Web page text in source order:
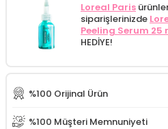
Loreal Paris
siparişlerinizde
Peeling Serum 25
HEDİYE!
%100 Orijinal Ürün
%100 Müşteri Memnuniyeti